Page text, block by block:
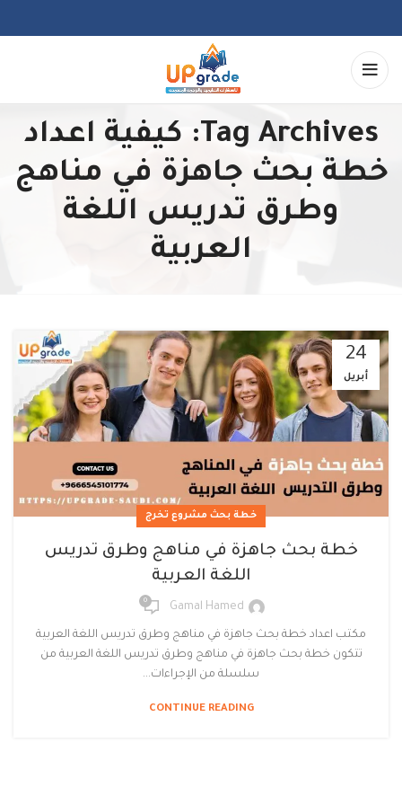
Tag Archives: كيفية اعداد
خطة بحث جاهزة في مناهج
وطرق تدريس اللغة
العربية
24
أبريل
خطة بحث مشروع تخرج
خطة بحث جاهزة في مناهج وطرق تدريس
اللغة العربية
Gamal Hamed
0
مكتب اعداد خطة بحث جاهزة في مناهج وطرق تدريس اللغة العربية
تتكون خطة بحث جاهزة في مناهج وطرق تدريس اللغة العربية من
سلسلة من الإجراءات...
CONTINUE READING